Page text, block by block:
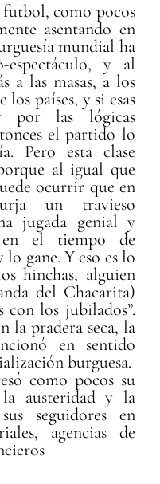
como pocos
asentando en
mundial ha
espectáculo, y al
a las masas, a los
países, y si esas
por las lógicas
el partido lo
Pero esta clase
al igual que
ocurrir que en
un travieso
jugada genial y
el tiempo de
gane. Y eso es lo
hinchas, alguien
del Chacarita)
con los jubilados”.
la pradera seca, la
en sentido
burguesa.
como pocos su
austeridad y la
seguidores en
agencias de